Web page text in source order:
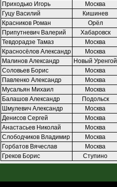
Приходько Игорь
Москва
Гуцу Василий
Кишинев
Красников Роман
Орёл
Припутневич Валерий
Хабаровск
Тевдорадзе Тамаз
Москва
Красносёлов Александр
Москва
Малинов Александр
Новый Уренгой
Соловьев Борис
Москва
Павленко Александр
Москва
Мусальян Михаил
Москва
Балашов Александр
Подольск
Шмулевич Александр
Москва
Денисов Сергей
Москва
Анастасьев Николай
Москва
Слободчиков Владимир
Москва
Горбатов Вячеслав
Москва
Греков Борис
Ступино